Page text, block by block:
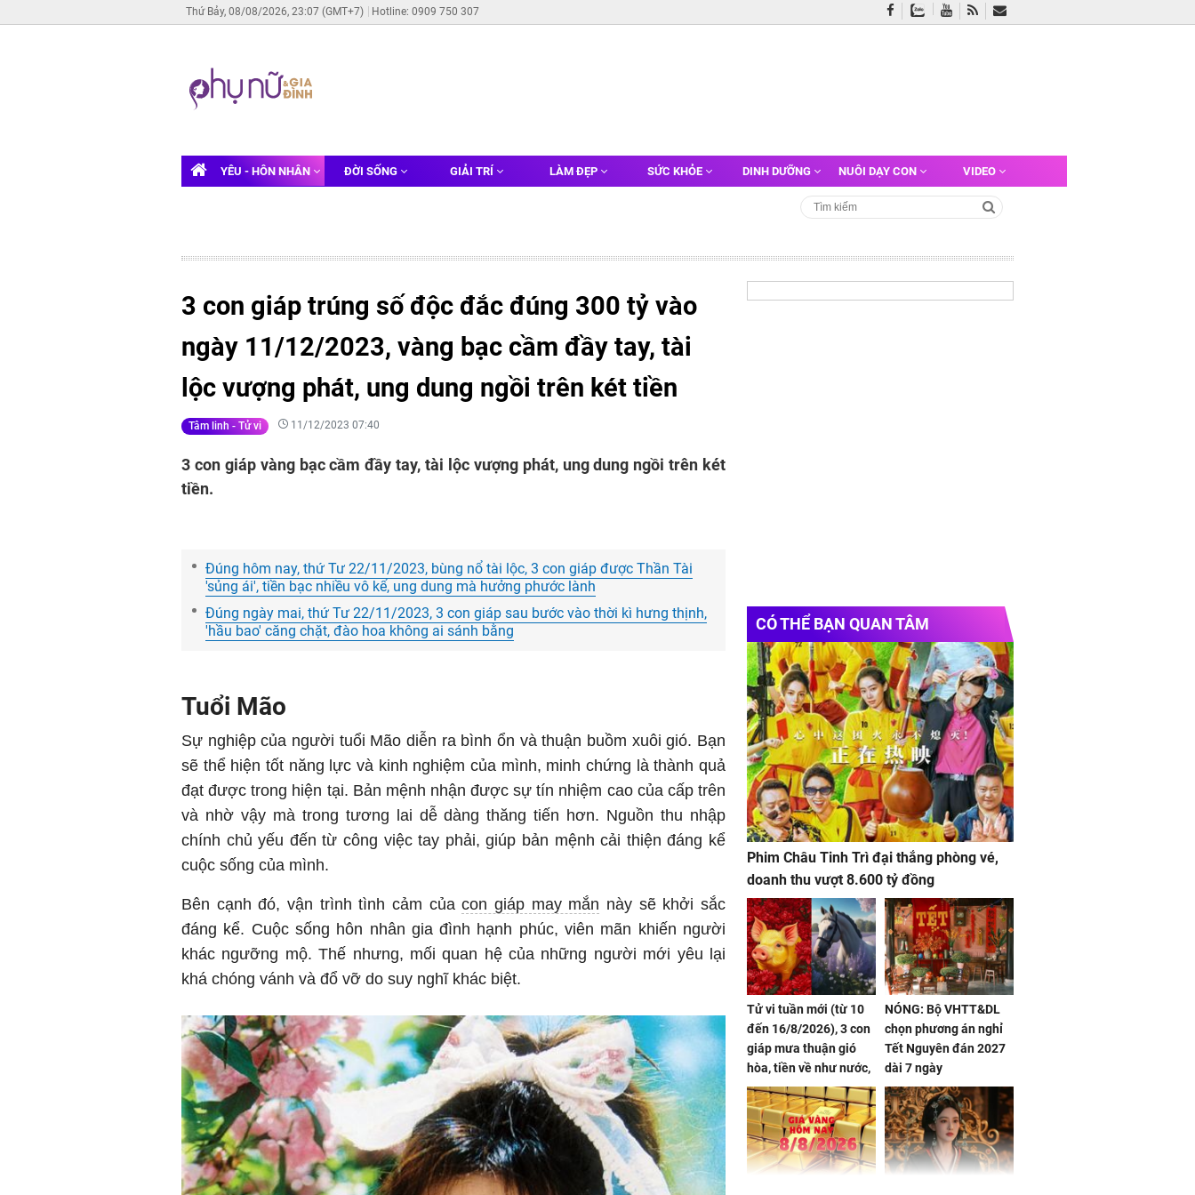
Thứ Bảy, 08/08/2026, 23:07 (GMT+7) Hotline: 0909 750 307
YÊU - HÔN NHÂN ĐỜI SỐNG GIẢI TRÍ LÀM ĐẸP SỨC KHỎE DINH DƯỠNG NUÔI DẠY CON VIDEO
3 con giáp trúng số độc đắc đúng 300 tỷ vào
ngày 11/12/2023, vàng bạc cầm đầy tay, tài
lộc vượng phát, ung dung ngồi trên két tiền
Tâm linh - Tử vi 11/12/2023 07:40
3 con giáp vàng bạc cầm đầy tay, tài lộc vượng phát, ung dung ngồi trên két
tiền.
Đúng hôm nay, thứ Tư 22/11/2023, bùng nổ tài lộc, 3 con giáp được Thần Tài
'sủng ái', tiền bạc nhiều vô kể, ung dung mà hưởng phước lành
Đúng ngày mai, thứ Tư 22/11/2023, 3 con giáp sau bước vào thời kì hưng thịnh,
'hầu bao' căng chặt, đào hoa không ai sánh bằng
Tuổi Mão
Sự nghiệp của người tuổi Mão diễn ra bình ổn và thuận buồm xuôi gió. Bạn
sẽ thể hiện tốt năng lực và kinh nghiệm của mình, minh chứng là thành quả
đạt được trong hiện tại. Bản mệnh nhận được sự tín nhiệm cao của cấp trên
và nhờ vậy mà trong tương lai dễ dàng thăng tiến hơn. Nguồn thu nhập
chính chủ yếu đến từ công việc tay phải, giúp bản mệnh cải thiện đáng kể
Bên cạnh đó, vận trình tình cảm củacon giáp may mắn này sẽ khởi sắc
đáng kể. Cuộc sống hôn nhân gia đình hạnh phúc, viên mãn khiến người
khác ngưỡng mộ. Thế nhưng, mối quan hệ của những người mới yêu lại
CÓ THỂ BẠN QUAN TÂM
Phim Châu Tinh Trì đại thắng phòng vé,
doanh thu vượt 8.600 tỷ đồng
Tử vi tuần mới (từ 10
đến 16/8/2026), 3 con
giáp mưa thuận gió
hòa, tiền về như nước,
bạc vàng dư dả, Phú
Quý Vinh Hoa, vận
trình khai sáng
NÓNG: Bộ VHTT&DL
chọn phương án nghỉ
Tết Nguyên đán 2027
dài 7 ngày